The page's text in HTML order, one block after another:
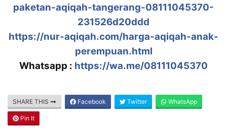
paketan-aqiqah-tangerang-08111045370-
231526d20ddd
https://nur-aqiqah.com/harga-aqiqah-anak-
perempuan.html
Whatsapp : https://wa.me/08111045370
SHARE THIS Facebook Twitter WhatsApp
Pin It